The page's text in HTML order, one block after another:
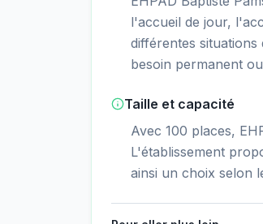
l'accueil de jour,
différentes
besoin permanent
Taille et capacité
Avec 100 places,
L'établissement
ainsi un choix selon